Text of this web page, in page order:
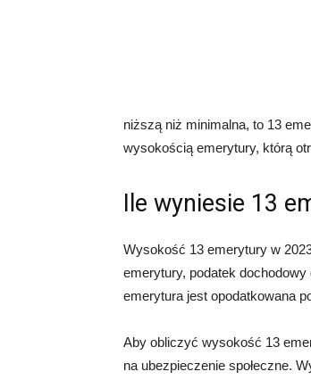
niższą niż minimalna, to 13
wysokością emerytury, którą
Ile wyniesie 13
Wysokość 13 emerytury w
emerytury, podatek dochodowy
emerytura jest opodatkowana
Aby obliczyć wysokość 13
na ubezpieczenie społeczne.